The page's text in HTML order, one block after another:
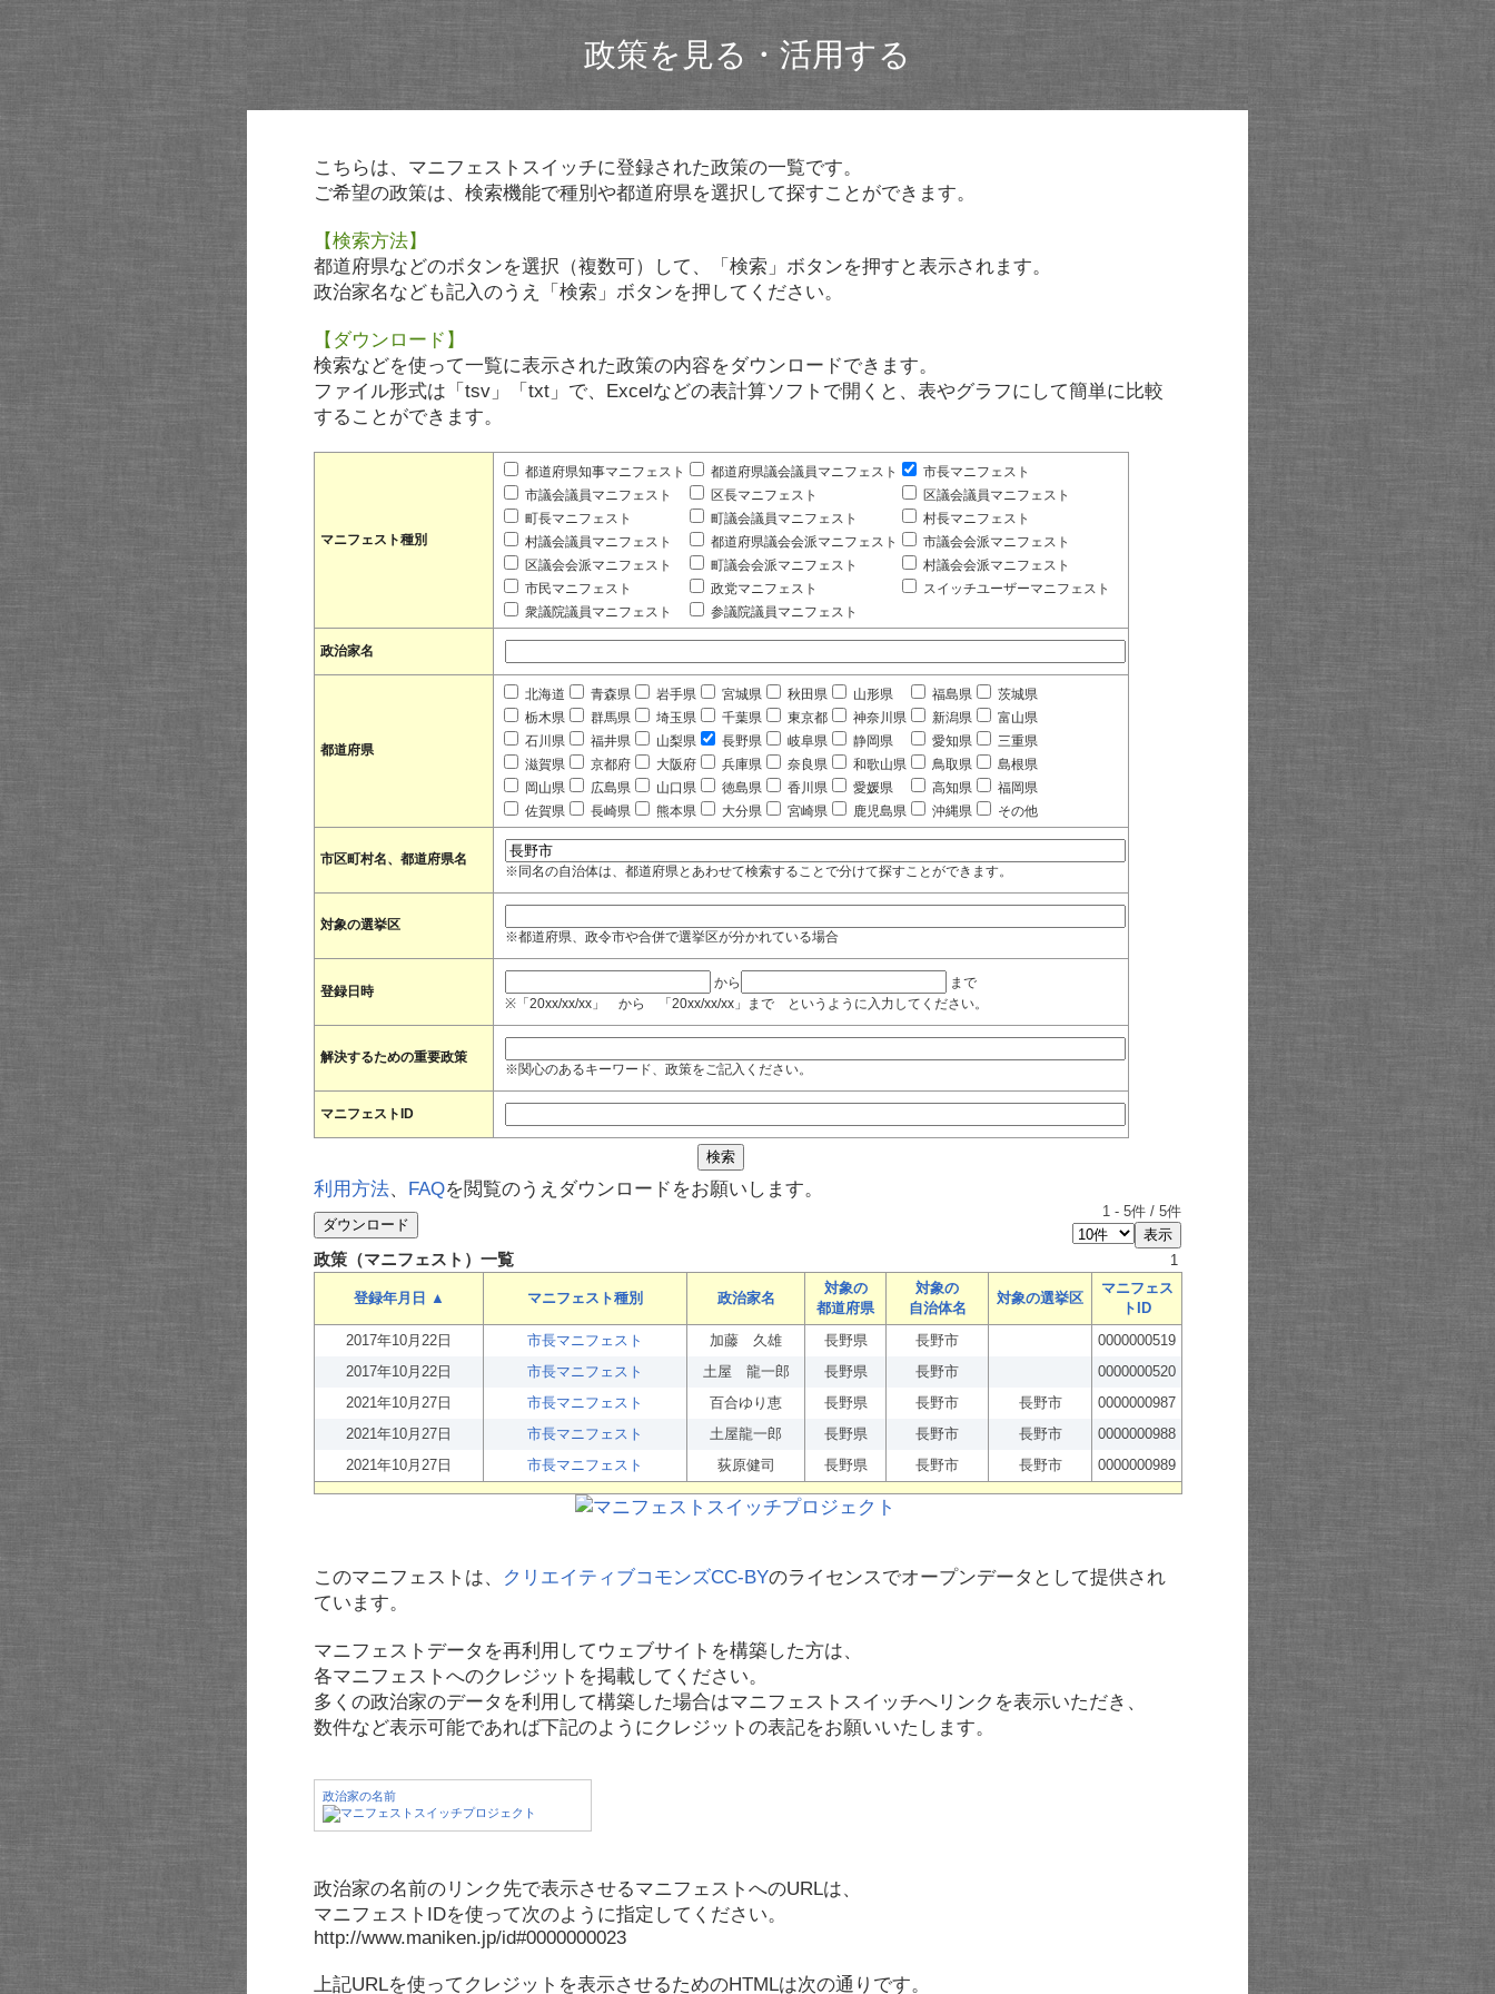
政策を見る・活用する
こちらは、マニフェストスイッチに登録された政策の一覧です。
ご希望の政策は、検索機能で種別や都道府県を選択して探すことができます。
【検索方法】
都道府県などのボタンを選択（複数可）して、「検索」ボタンを押すと表示されます。
政治家名なども記入のうえ「検索」ボタンを押してください。
【ダウンロード】
検索などを使って一覧に表示された政策の内容をダウンロードできます。
ファイル形式は「tsv」「txt」で、Excelなどの表計算ソフトで開くと、表やグラフにして簡単に比較
することができます。
マニフェスト種別
都道府県知事マニフェスト 都道府県議会議員マニフェスト
市長マニフェスト
市議会議員マニフェスト
区長マニフェスト
区議会議員マニフェスト
町長マニフェスト
町議会議員マニフェスト
村長マニフェスト
村議会議員マニフェスト
都道府県議会会派マニフェスト
市議会会派マニフェスト
区議会会派マニフェスト
町議会会派マニフェスト
村議会会派マニフェスト
市民マニフェスト
政党マニフェスト
スイッチユーザーマニフェスト
衆議院議員マニフェスト
参議院議員マニフェスト
政治家名
都道府県
北海道 青森県 岩手県 宮城県 秋田県 山形県 福島県
茨城県
栃木県
群馬県 埼玉県 千葉県 東京都 神奈川県 新潟県
富山県
石川県
福井県 山梨県 長野県 岐阜県 静岡県 愛知県
三重県
滋賀県
京都府 大阪府 兵庫県 奈良県 和歌山県 鳥取県
島根県
岡山県
広島県 山口県 徳島県 香川県 愛媛県 高知県
福岡県
佐賀県
長崎県 熊本県 大分県 宮崎県 鹿児島県 沖縄県 その他
市区町村名、都道府県名
※同名の自治体は、都道府県とあわせて検索することで分けて探すことができます。
対象の選挙区
※都道府県、政令市や合併で選挙区が分かれている場合
登録日時
から
まで
※「20xx/xx/xx」 から 「20xx/xx/xx」まで というように入力してください。
解決するための重要政策
※関心のあるキーワード、政策をご記入ください。
マニフェストID
利用方法、 FAQを閲覧のうえダウンロードをお願いします。
1 - 5件 / 5件
政策（マニフェスト）一覧 1
登録年月日 ▲ マニフェスト種別 政治家名
対象の
都道府県
対象の
自治体名
対象の選挙区
マニフェス
トID
2017年10月22日
市長マニフェスト 加藤 久雄 長野県 長野市
0000000519
2017年10月22日
市長マニフェスト 土屋 龍一郎 長野県 長野市
0000000520
2021年10月27日
市長マニフェスト 百合ゆり恵 長野県 長野市 長野市
0000000987
2021年10月27日
市長マニフェスト 土屋龍一郎 長野県 長野市 長野市
0000000988
2021年10月27日
市長マニフェスト 荻原健司 長野県 長野市 長野市 0000000989
このマニフェストは、 クリエイティブコモンズCC-BYのライセンスでオープンデータとして提供され
ています。
マニフェストデータを再利用してウェブサイトを構築した方は、
各マニフェストへのクレジットを掲載してください。
多くの政治家のデータを利用して構築した場合はマニフェストスイッチへリンクを表示いただき、
数件など表示可能であれば下記のようにクレジットの表記をお願いいたします。
政治家の名前
政治家の名前のリンク先で表示させるマニフェストへのURLは、
マニフェストIDを使って次のように指定してください。
http://www.maniken.jp/id#0000000023
上記URLを使ってクレジットを表示させるためのHTMLは次の通りです。